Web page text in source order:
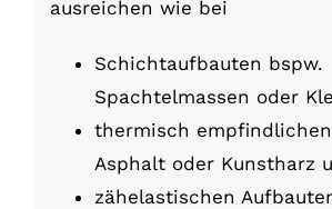
ausreichen wie bei
Schichtaufbauten bspw.
Spachtelmassen oder
thermisch
Asphalt oder Kunstharz
zähelastischen